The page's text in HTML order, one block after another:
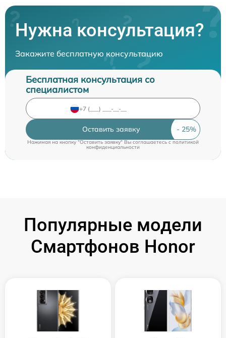
Нужна консультация?
Закажите бесплатную консультацию
Бесплатная консультация со
специалистом
Оставить заявку
Нажимая на кнопку "Оставить заявку" Вы соглашаетесь cполитикой
конфиденциальности
Популярные модели
Смартфонов Honor